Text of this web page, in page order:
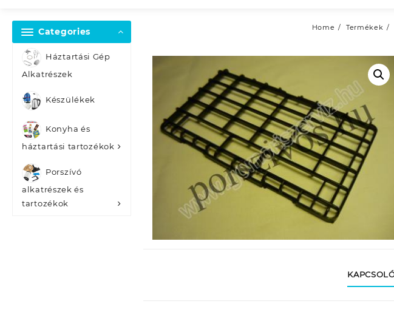
Categories
Háztartási Gép
Alkatrészek
Készülékek
Konyha és
háztartási tartozékok
Porszívó
alkatrészek és
tartozékok
Home Termékek